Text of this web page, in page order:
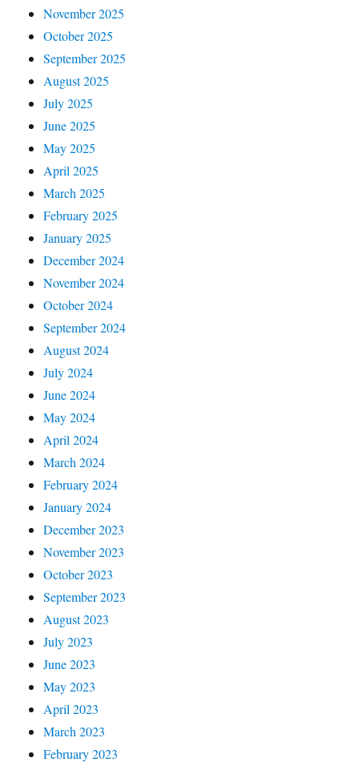
November 2025
October 2025
September 2025
August 2025
July 2025
June 2025
May 2025
April 2025
March 2025
February 2025
January 2025
December 2024
November 2024
October 2024
September 2024
August 2024
July 2024
June 2024
May 2024
April 2024
March 2024
February 2024
January 2024
December 2023
November 2023
October 2023
September 2023
August 2023
July 2023
June 2023
May 2023
April 2023
March 2023
February 2023